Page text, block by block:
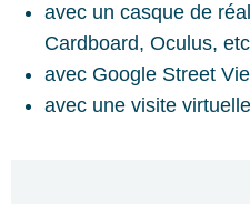
avec un casque de
Cardboard, Oculus,
avec Google Street
avec une visite